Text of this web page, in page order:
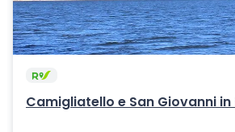
Camigliatello e San Giovanni in